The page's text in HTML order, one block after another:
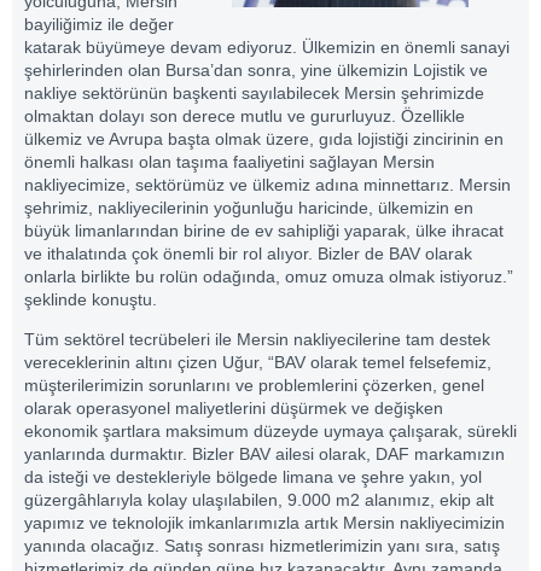
bayiliğimiz ile değer
katarak büyümeye devam ediyoruz. Ülkemizin en önemli sanayi
şehirlerinden olan Bursa’dan sonra, yine ülkemizin Lojistik ve
nakliye sektörünün başkenti sayılabilecek Mersin şehrimizde
olmaktan dolayı son derece mutlu ve gururluyuz. Özellikle
ülkemiz ve Avrupa başta olmak üzere, gıda lojistiği zincirinin en
önemli halkası olan taşıma faaliyetini sağlayan Mersin
nakliyecimize, sektörümüz ve ülkemiz adına minnettarız. Mersin
şehrimiz, nakliyecilerinin yoğunluğu haricinde, ülkemizin en
büyük limanlarından birine de ev sahipliği yaparak, ülke ihracat
ve ithalatında çok önemli bir rol alıyor. Bizler de BAV olarak
onlarla birlikte bu rolün odağında, omuz omuza olmak istiyoruz.”
şeklinde konuştu.
Tüm sektörel tecrübeleri ile Mersin nakliyecilerine tam destek
vereceklerinin altını çizen Uğur, “BAV olarak temel felsefemiz,
müşterilerimizin sorunlarını ve problemlerini çözerken, genel
olarak operasyonel maliyetlerini düşürmek ve değişken
ekonomik şartlara maksimum düzeyde uymaya çalışarak, sürekli
yanlarında durmaktır. Bizler BAV ailesi olarak, DAF markamızın
da isteği ve destekleriyle bölgede limana ve şehre yakın, yol
güzergâhlarıyla kolay ulaşılabilen, 9.000 m2 alanımız, ekip alt
yapımız ve teknolojik imkanlarımızla artık Mersin nakliyecimizin
yanında olacağız. Satış sonrası hizmetlerimizin yanı sıra, satış